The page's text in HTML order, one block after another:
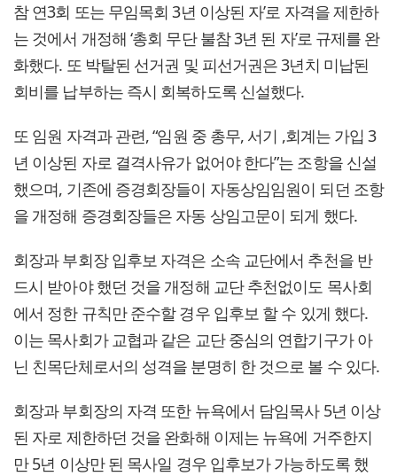
참 연3회 또는 무임목회 3년 이상된 자’로 자격을 제한하
는 것에서 개정해 ‘총회 무단 불참 3년 된 자’로 규제를 완
화했다. 또 박탈된 선거권 및 피선거권은 3년치 미납된
회비를 납부하는 즉시 회복하도록 신설했다.
또 임원 자격과 관련, “임원 중 총무, 서기 ,회계는 가입 3
년 이상된 자로 결격사유가 없어야 한다”는 조항을 신설
했으며, 기존에 증경회장들이 자동상임임원이 되던 조항
을 개정해 증경회장들은 자동 상임고문이 되게 했다.
회장과 부회장 입후보 자격은 소속 교단에서 추천을 반
드시 받아야 했던 것을 개정해 교단 추천없이도 목사회
에서 정한 규칙만 준수할 경우 입후보 할 수 있게 했다.
이는 목사회가 교협과 같은 교단 중심의 연합기구가 아
닌 친목단체로서의 성격을 분명히 한 것으로 볼 수 있다.
회장과 부회장의 자격 또한 뉴욕에서 담임목사 5년 이상
된 자로 제한하던 것을 완화해 이제는 뉴욕에 거주한지
만 5년 이상만 된 목사일 경우 입후보가 가능하도록 했